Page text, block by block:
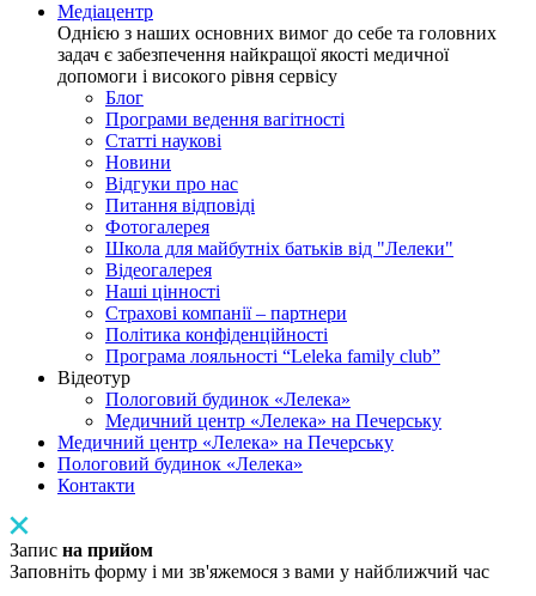
Медіацентр
Однією з наших основних вимог до себе та головних
задач є забезпечення найкращої якості медичної
допомоги і високого рівня сервісу
Блог
Програми ведення вагітності
Статті наукові
Новини
Відгуки про нас
Питання відповіді
Фотогалерея
Школа для майбутніх батьків від "Лелеки"
Відеогалерея
Наші цінності
Страхові компанії – партнери
Політика конфіденційності
Програма лояльності “Leleka family club”
Відеотур
Пологовий будинок «Лелека»
Медичний центр «Лелека» на Печерську
Медичний центр «Лелека» на Печерську
Пологовий будинок «Лелека»
Контакти
Запис на прийом
Заповніть форму і ми зв'яжемося з вами у найближчий час